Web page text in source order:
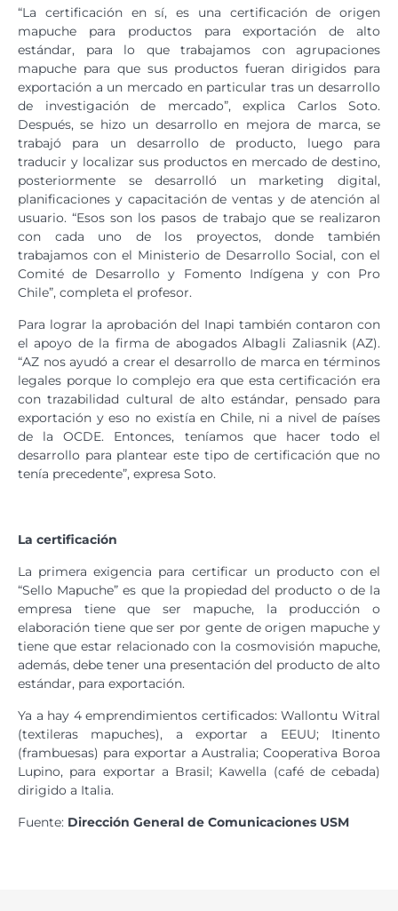
“La certificación en sí, es una certificación de origen
mapuche para productos para exportación de alto
estándar, para lo que trabajamos con agrupaciones
mapuche para que sus productos fueran dirigidos para
exportación a un mercado en particular tras un desarrollo
de investigación de mercado”, explica Carlos Soto.
Después, se hizo un desarrollo en mejora de marca, se
trabajó para un desarrollo de producto, luego para
traducir y localizar sus productos en mercado de destino,
posteriormente se desarrolló un marketing digital,
planificaciones y capacitación de ventas y de atención al
usuario. “Esos son los pasos de trabajo que se realizaron
con cada uno de los proyectos, donde también
trabajamos con el Ministerio de Desarrollo Social, con el
Comité de Desarrollo y Fomento Indígena y con Pro
Chile”, completa el profesor.
Para lograr la aprobación del Inapi también contaron con
el apoyo de la firma de abogados Albagli Zaliasnik (AZ).
“AZ nos ayudó a crear el desarrollo de marca en términos
legales porque lo complejo era que esta certificación era
con trazabilidad cultural de alto estándar, pensado para
exportación y eso no existía en Chile, ni a nivel de países
de la OCDE. Entonces, teníamos que hacer todo el
desarrollo para plantear este tipo de certificación que no
tenía precedente”, expresa Soto.
La certificación
La primera exigencia para certificar un producto con el
“Sello Mapuche” es que la propiedad del producto o de la
empresa tiene que ser mapuche, la producción o
elaboración tiene que ser por gente de origen mapuche y
tiene que estar relacionado con la cosmovisión mapuche,
además, debe tener una presentación del producto de alto
estándar, para exportación.
Ya a hay 4 emprendimientos certificados: Wallontu Witral
(textileras mapuches), a exportar a EEUU; Itinento
(frambuesas) para exportar a Australia; Cooperativa Boroa
Lupino, para exportar a Brasil; Kawella (café de cebada)
dirigido a Italia.
Fuente: Dirección General de Comunicaciones USM